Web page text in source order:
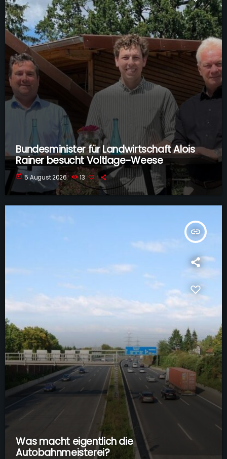
Bundesminister für Landwirtschaft Alois
Rainer besucht Voltlage-Weese
today 5 August 2026 13
insert_link
Was macht eigentlich die
Autobahnmeisterei?